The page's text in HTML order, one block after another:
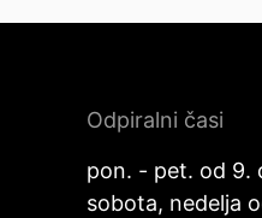
Odpiralni časi
pon. - pet. od 9.
sobota, nedelja